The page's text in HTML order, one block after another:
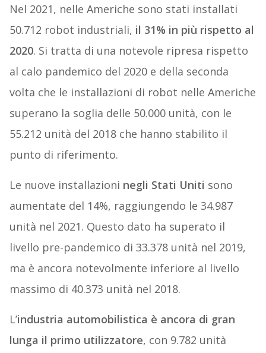
Nel 2021, nelle Americhe sono stati installati
50.712 robot industriali, il 31% in più rispetto al
2020. Si tratta di una notevole ripresa rispetto
al calo pandemico del 2020 e della seconda
volta che le installazioni di robot nelle Americhe
superano la soglia delle 50.000 unità, con le
55.212 unità del 2018 che hanno stabilito il
punto di riferimento.
Le nuove installazioni negli Stati Uniti sono
aumentate del 14%, raggiungendo le 34.987
unità nel 2021. Questo dato ha superato il
livello pre-pandemico di 33.378 unità nel 2019,
ma è ancora notevolmente inferiore al livello
massimo di 40.373 unità nel 2018.
L’industria automobilistica è ancora di gran
lunga il primo utilizzatore, con 9.782 unità